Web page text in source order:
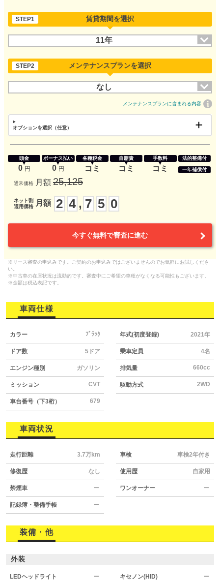
STEP1 賃貸期間を選択
11年
STEP2 メンテナンスプランを選択
なし
メンテナンスプランに含まれる内容
オプションを選択（任意）
頭金
0 円
ボーナス払い
0 円
各種税金
コミ
自賠責
コミ
手数料
コミ
法的整備付
一年補償付
通常価格 月額 25,125
ネット割
適用価格
月額 2 4 , 7 5 0
今すぐ無料で審査に進む
※リース審査の申込みです。ご契約のお申込みではございませんのでお気軽にお試しくださ
い。
※中古車の在庫状況は流動的です。審査中にご希望の車種がなくなる可能性もございます。
※金額は税込表記です。
車両仕様
カラー ﾌﾞﾗｯｸ 年式(初度登録) 2021年
ドア数 5ドア 乗車定員 4名
エンジン種別 ガソリン 排気量 660cc
ミッション CVT 駆動方式 2WD
車台番号（下3桁） 679
車両状況
走行距離 3.7万km 車検 車検2年付き
修復歴 なし 使用歴 自家用
禁煙車 ー ワンオーナー ー
記録簿・整備手帳 ー
装備・他
外装
LEDヘッドライト ー キセノン(HID) ー